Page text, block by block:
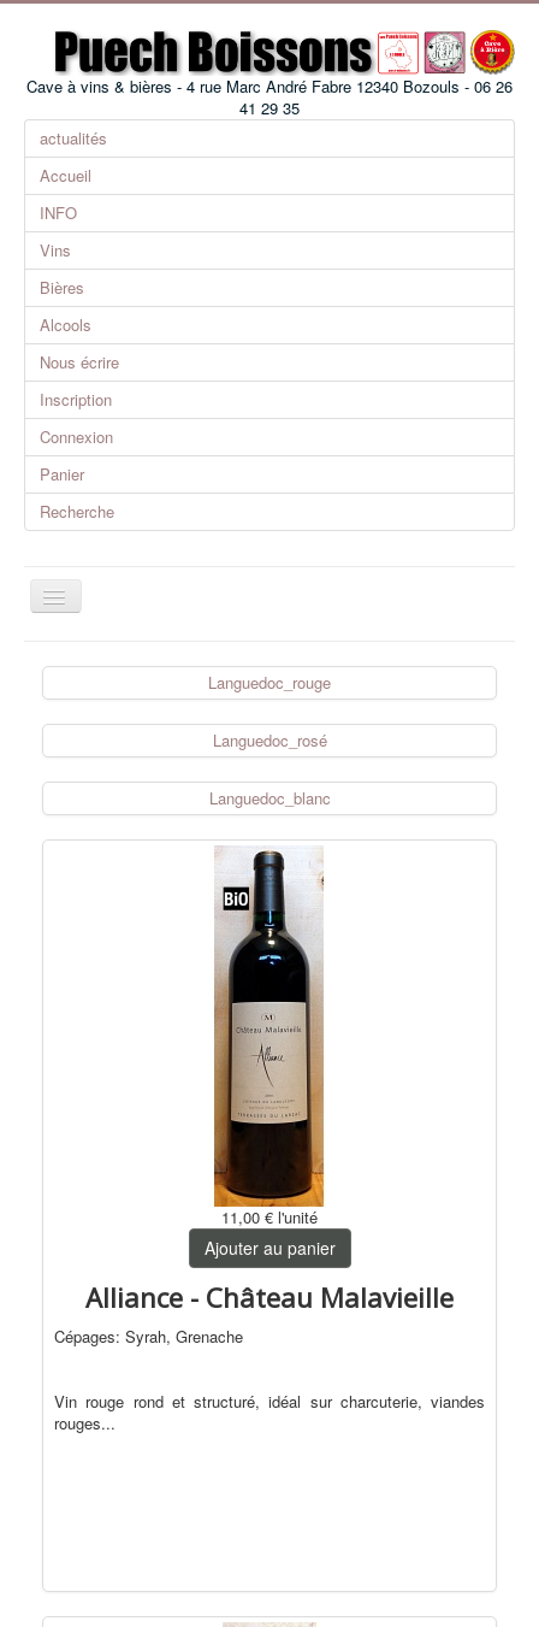
Cave à vins & bières - 4 rue Marc André Fabre 12340 Bozouls - 06 26
41 29 35
actualités
Accueil
INFO
Vins
Bières
Alcools
Nous écrire
Inscription
Connexion
Panier
Recherche
Basculer
Sud-Ouest
Bordeaux
Languedoc_rouge
Languedoc_rosé
Languedoc_blanc
11,00 € l'unité
Ajouter au panier
Alliance - Château Malavieille
Cépages: Syrah, Grenache
Vin rouge rond et structuré, idéal sur charcuterie, viandes
rouges...